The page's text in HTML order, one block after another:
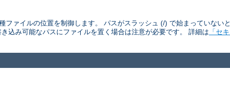
ァイルの位置を制御します。 パスがスラッシュ (/) で始まっていない
込み可能なパスにファイルを置く場合は注意が必要です。 詳細は 「セ